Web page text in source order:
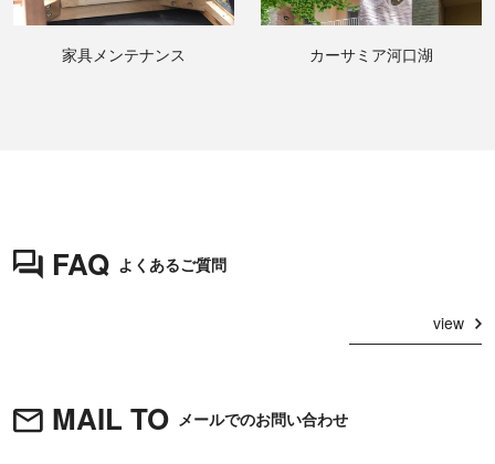
家具メンテナンス カーサミア河口湖
FAQ よくあるご質問
view
MAIL TO メールでのお問い合わせ